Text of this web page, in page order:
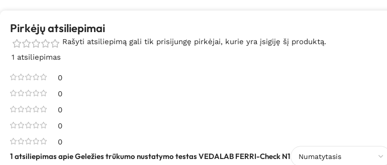
Pirkėjų atsiliepimai
1 atsiliepimas
0
0
0
0
0
1 atsiliepimas apieGeležies trūkumo nustatymo testas VEDALAB FERRI-Check N1
Rašyti atsiliepimą gali tik prisijungę pirkėjai, kurie yra įsigiję šį produktą.